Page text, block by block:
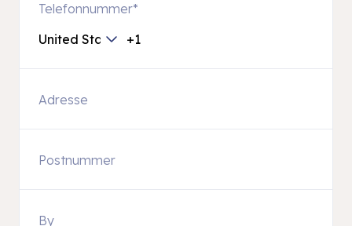
Telefonnummer*